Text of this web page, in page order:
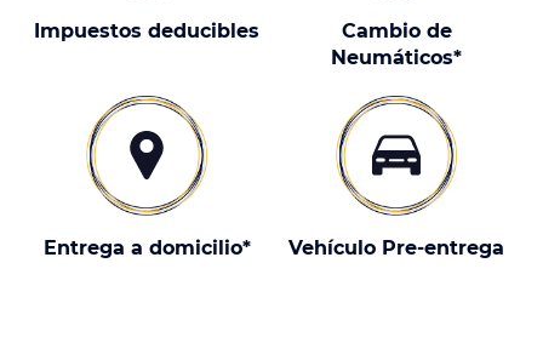
Impuestos deducibles
Cambio de
Neumáticos*
Entrega a domicilio* Vehículo Pre-entrega